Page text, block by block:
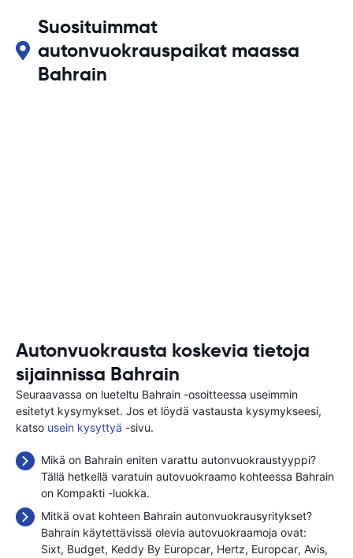
Suosituimmat
autonvuokrauspaikat maassa
Bahrain
Autonvuokrausta koskevia tietoja
sijainnissa Bahrain
Seuraavassa on lueteltu Bahrain -osoitteessa useimmin
esitetyt kysymykset. Jos et löydä vastausta kysymykseesi,
katso usein kysyttyä -sivu.
Mikä on Bahrain eniten varattu autonvuokraustyyppi?
Tällä hetkellä varatuin autovuokraamo kohteessa Bahrain
on Kompakti -luokka.
Mitkä ovat kohteen Bahrain autonvuokrausyritykset?
Bahrain käytettävissä olevia autovuokraamoja ovat:
Sixt Budget Keddy By Europcar Hertz Europcar Avis